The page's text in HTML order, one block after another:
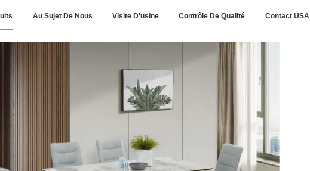
Au Sujet De Nous Visite D'usine Contrôle De Qualité Contact USA